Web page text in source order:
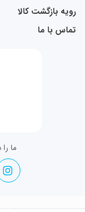
رویه بازگشت کالا
تماس با ما
ما